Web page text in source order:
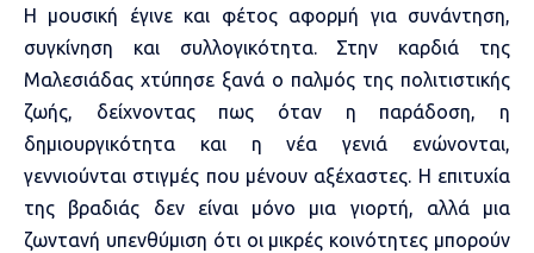
Η μουσική έγινε και φέτος αφορμή για συνάντηση,
συγκίνηση και συλλογικότητα. Στην καρδιά της
Μαλεσιάδας χτύπησε ξανά ο παλμός της πολιτιστικής
ζωής, δείχνοντας πως όταν η παράδοση, η
δημιουργικότητα και η νέα γενιά ενώνονται,
γεννιούνται στιγμές που μένουν αξέχαστες. Η επιτυχία
της βραδιάς δεν είναι μόνο μια γιορτή, αλλά μια
ζωντανή υπενθύμιση ότι οι μικρές κοινότητες μπορούν